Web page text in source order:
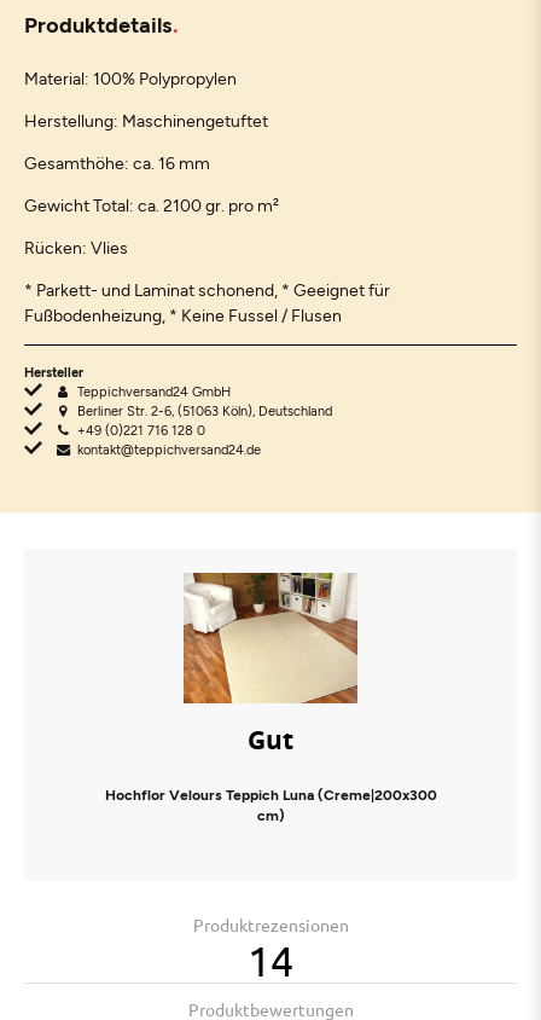
Produktdetails
Material: 100% Polypropylen
Herstellung: Maschinengetuftet
Gesamthöhe: ca. 16 mm
Gewicht Total: ca. 2100 gr. pro m²
Rücken: Vlies
* Parkett- und Laminat schonend, * Geeignet für
Fußbodenheizung, * Keine Fussel / Flusen
Hersteller
Teppichversand24 GmbH
Berliner Str. 2-6, (51063 Köln), Deutschland
+49 (0)221 716 128 0
kontakt@teppichversand24.de
Gut
Hochflor Velours Teppich Luna (Creme|200x300
cm)
Produktrezensionen
14
Produktbewertungen